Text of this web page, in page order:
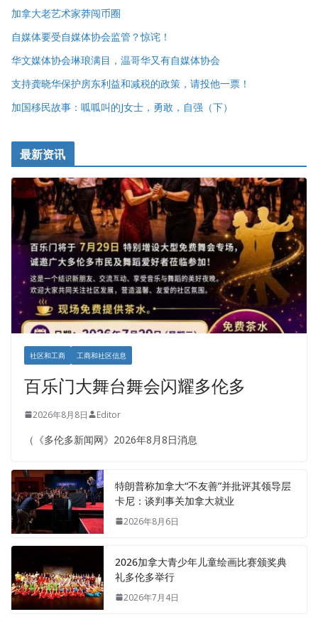
加拿大老艺术家莽闯币圈
自媒体要受自媒体协会监管？惊诧！
华文媒体协会琳琅满目，温哥华又有自媒体协会
支持龚晓华保护房东利益和减税的政策，请投他一票！
加国移民故事：呱呱叫的J女士，勇敢，自强（下）
最新资讯
社区和工商 工商和社区信息
百乐门大舞台舞会闪耀多伦多
2026年8月8日 Editor
（《多伦多新闻网》2026年8月8日消息
特朗普称加拿大“不友善”并批评其领导层
卡尼：谈判事关加拿大就业
2026年8月6日
2026加拿大青少年儿童绘画比赛颁奖典
礼多伦多举行
2026年7月4日